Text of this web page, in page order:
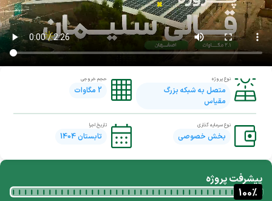
نوع پروژه
متصل به شبکه بزرگ
مقیاس
حجم خروجی
2 مگاوات
نوع سرمایه گذاری
بخش خصوصی
تاریخ اجرا
تابستان 1404
پیشرفت پروژه
100%